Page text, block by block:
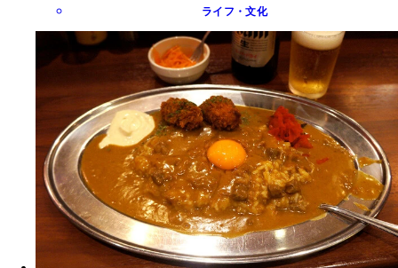
ライフ・文化